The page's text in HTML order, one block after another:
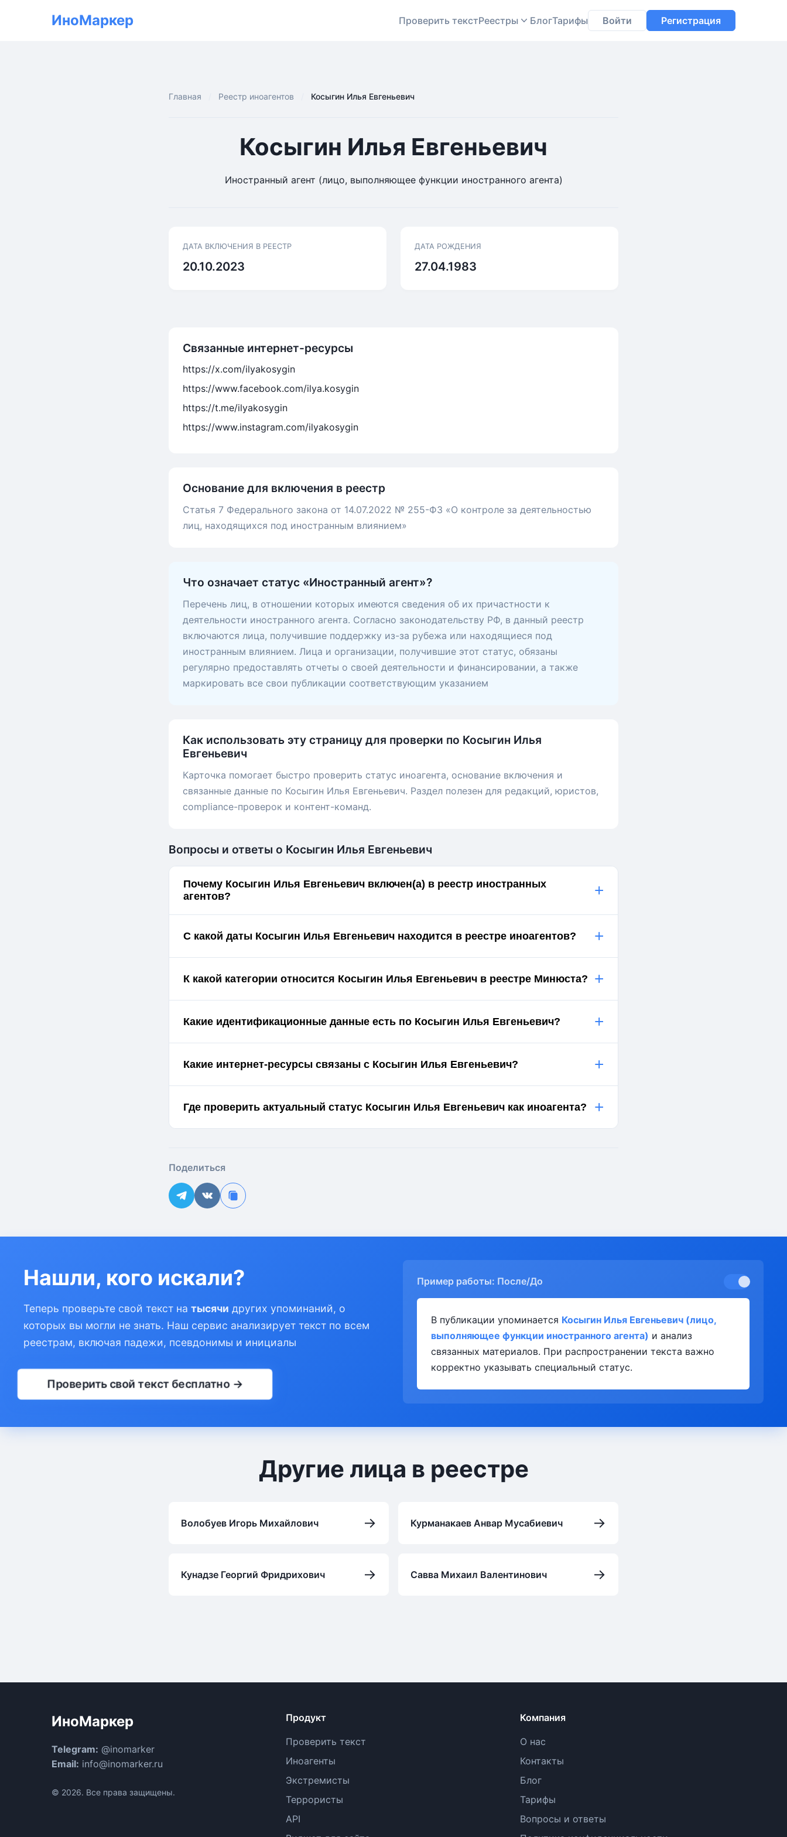
ИноМаркер Проверить текстРеестры БлогТарифы Войти Регистрация
Главная Реестр иноагентов Косыгин Илья Евгеньевич
Косыгин Илья Евгеньевич
Иностранный агент (лицо, выполняющее функции иностранного агента)
ДАТА ВКЛЮЧЕНИЯ В РЕЕСТР
20.10.2023
ДАТА РОЖДЕНИЯ
27.04.1983
Связанные интернет-ресурсы
https://x.com/ilyakosygin
https://www.facebook.com/ilya.kosygin
https://t.me/ilyakosygin
https://www.instagram.com/ilyakosygin
Основание для включения в реестр
Статья 7 Федерального закона от 14.07.2022 № 255-ФЗ «О контроле за деятельностью
лиц, находящихся под иностранным влиянием»
Что означает статус «Иностранный агент»?
Перечень лиц, в отношении которых имеются сведения об их причастности к
деятельности иностранного агента. Согласно законодательству РФ, в данный реестр
включаются лица, получившие поддержку из-за рубежа или находящиеся под
иностранным влиянием. Лица и организации, получившие этот статус, обязаны
регулярно предоставлять отчеты о своей деятельности и финансировании, а также
маркировать все свои публикации соответствующим указанием
Как использовать эту страницу для проверки по Косыгин Илья
Евгеньевич
Карточка помогает быстро проверить статус иноагента, основание включения и
связанные данные по Косыгин Илья Евгеньевич. Раздел полезен для редакций, юристов,
compliance-проверок и контент-команд.
Вопросы и ответы о Косыгин Илья Евгеньевич
Почему Косыгин Илья Евгеньевич включен(а) в реестр иностранных
агентов?
+
С какой даты Косыгин Илья Евгеньевич находится в реестре иноагентов? +
К какой категории относится Косыгин Илья Евгеньевич в реестре Минюста? +
Какие идентификационные данные есть по Косыгин Илья Евгеньевич? +
Какие интернет-ресурсы связаны с Косыгин Илья Евгеньевич? +
Где проверить актуальный статус Косыгин Илья Евгеньевич как иноагента? +
Поделиться
Нашли, кого искали?
Теперь проверьте свой текст на тысячи других упоминаний, о
которых вы могли не знать. Наш сервис анализирует текст по всем
реестрам, включая падежи, псевдонимы и инициалы
Проверить свой текст бесплатно →
Пример работы: После/До
В публикации упоминается Косыгин Илья Евгеньевич (лицо,
выполняющее функции иностранного агента) и анализ
связанных материалов. При распространении текста важно
корректно указывать специальный статус.
Другие лица в реестре
Волобуев Игорь Михайлович → Курманакаев Анвар Мусабиевич →
Кунадзе Георгий Фридрихович → Савва Михаил Валентинович →
ИноМаркер
Telegram: @inomarker
Email: info@inomarker.ru
© 2026. Все права защищены.
Продукт
Проверить текст
Иноагенты
Экстремисты
Террористы
API
Компания
О нас
Контакты
Блог
Тарифы
Вопросы и ответы